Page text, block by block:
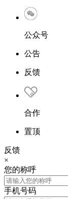
公众号
公告
反馈
合作
置顶
反馈
×
您的称呼
手机号码